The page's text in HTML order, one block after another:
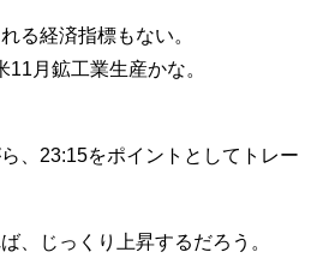
る経済指標もない。
月鉱工業生産かな。
、23:15をポイントとしてトレー
、じっくり上昇するだろう。